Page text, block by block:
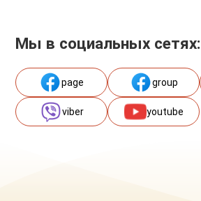
Мы в социальных сетях:
page group
viber youtube